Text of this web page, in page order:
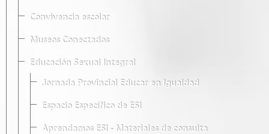
Convivencia escolar
Museos Conectados
Educación Sexual Integral
Jornada Provincial Educar en Igualdad
Espacio Específico de ESI
Aprendamos ESI - Materiales de consulta